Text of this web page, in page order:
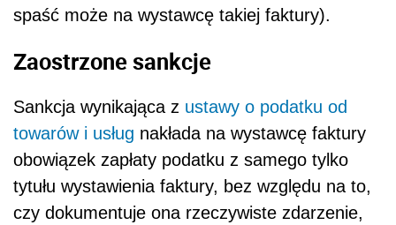
spaść może na wystawcę takiej faktury).
Zaostrzone sankcje
Sankcja wynikająca z ustawy o podatku od
towarów i usług nakłada na wystawcę faktury
obowiązek zapłaty podatku z samego tylko
tytułu wystawienia faktury, bez względu na to,
czy dokumentuje ona rzeczywiste zdarzenie,